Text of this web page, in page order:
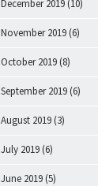
December 2019 (10)
November 2019 (6)
October 2019 (8)
September 2019 (6)
August 2019 (3)
July 2019 (6)
June 2019 (5)